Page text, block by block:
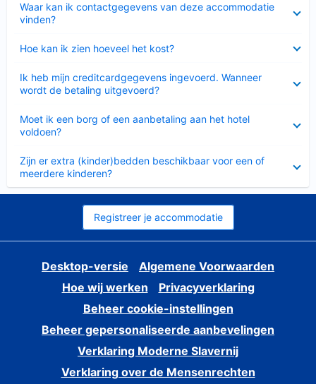
Waar kan ik contactgegevens van deze accommodatie
vinden?
Hoe kan ik zien hoeveel het kost?
Ik heb mijn creditcardgegevens ingevoerd. Wanneer
wordt de betaling uitgevoerd?
Moet ik een borg of een aanbetaling aan het hotel
voldoen?
Zijn er extra (kinder)bedden beschikbaar voor een of
meerdere kinderen?
Registreer je accommodatie
Desktop-versie
Algemene Voorwaarden
Hoe wij werken
Privacyverklaring
Beheer cookie-instellingen
Beheer gepersonaliseerde aanbevelingen
Verklaring Moderne Slavernij
Verklaring over de Mensenrechten